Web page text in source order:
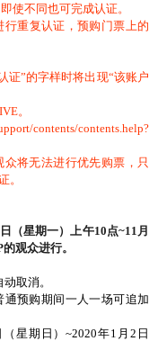
使不同也可完成认证。
重复认证，预购门票上的
证”的字样时将出现“该账户
。
contents/contents.help?
将无法进行优先购票，只
。
（星期一）上午10点~11月
观众进行。
取消。
通预购期间一人一场可追加
星期日）~2020年1月2日